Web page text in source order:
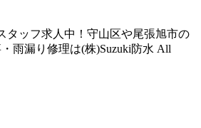
タッフ求人中！守山区や尾張旭市の
雨漏り修理は(株)Suzuki防水 All